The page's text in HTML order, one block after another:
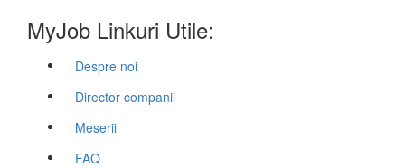
MyJob Linkuri Utile:
Despre noi
Director companii
Meserii
FAQ